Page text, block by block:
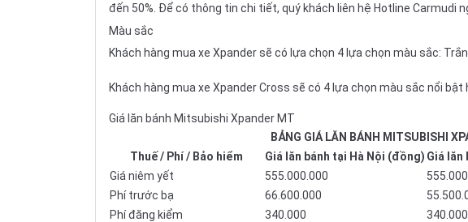
đến 50%. Để có thông tin chi tiết, quý khách liên hệ Hotline Carmudi
Màu sắc
Khách hàng mua xe Xpander sẽ có lựa chọn 4 lựa chọn màu sắc:
Khách hàng mua xe Xpander Cross sẽ có 4 lựa chọn màu sắc nổi bật
Giá lăn bánh Mitsubishi Xpander MT
BẢNG GIÁ LĂN BÁNH MITSUBISHI
Thuế / Phí / Bảo hiểm
Giá lăn bánh tại Hà Nội (đồng) Giá lăn
Giá niêm yết
555.000.000
Phí trước bạ
66.600.000
Phí đăng kiểm
340.000 340.000